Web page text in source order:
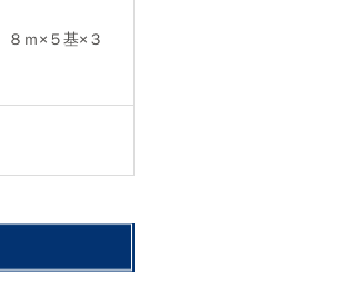
ｍ×５基×３